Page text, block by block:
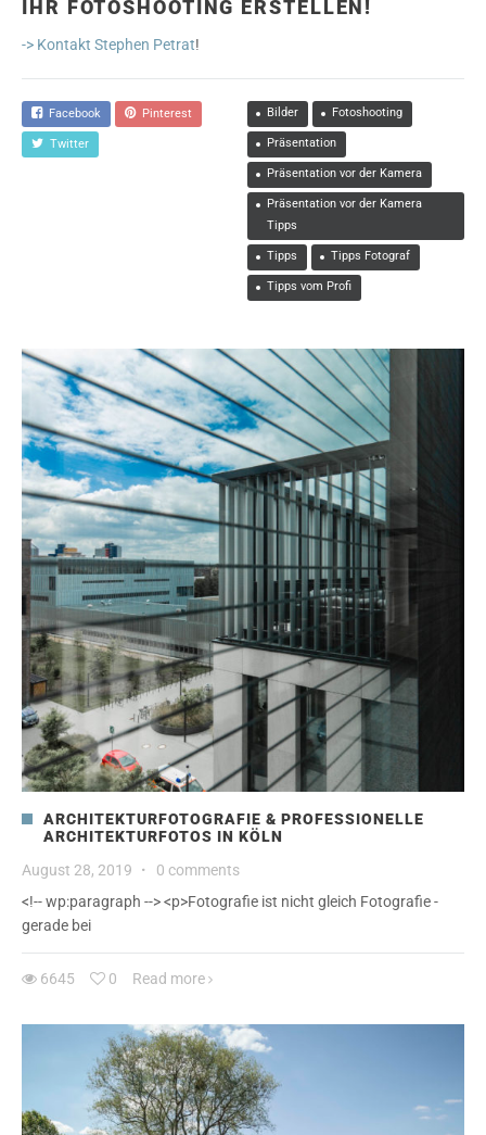
HR FOTOSHOOTING ERSTELLEN!
-> Kontakt Stephen Petrat!
Facebook Pinterest
Twitter
Bilder Fotoshooting
Präsentation
Präsentation vor der Kamera
Präsentation vor der Kamera
Tipps
Tipps Tipps Fotograf
Tipps vom Profi
ARCHITEKTURFOTOGRAFIE & PROFESSIONELLE
ARCHITEKTURFOTOS IN KÖLN
August 28, 2019
·
0 comments
<!-- wp:paragraph --> <p>Fotografie ist nicht gleich Fotografie -
gerade bei
6645 0 Read more